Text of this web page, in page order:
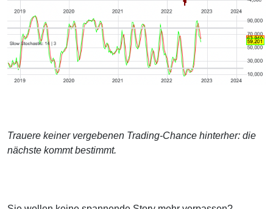
Trauere keiner vergebenen Trading-Chance hinterher: die
nächste kommt bestimmt.